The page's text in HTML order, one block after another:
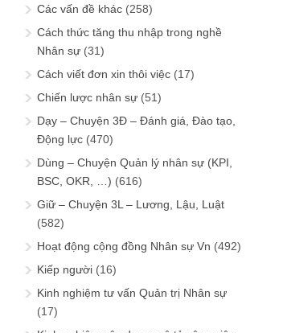
Các vấn đề khác (258)
Cách thức tăng thu nhập trong nghề
Nhân sự (31)
Cách viết đơn xin thôi việc (17)
Chiến lược nhân sự (51)
Dạy – Chuyện 3Đ – Đánh giá, Đào tạo,
Động lực (470)
Dùng – Chuyện Quản lý nhân sự (KPI,
BSC, OKR, …) (616)
Giữ – Chuyện 3L – Lương, Lậu, Luật
(582)
Hoạt động cộng đồng Nhân sự Vn (492)
Kiếp người (16)
Kinh nghiệm tư vấn Quản trị Nhân sự
(17)